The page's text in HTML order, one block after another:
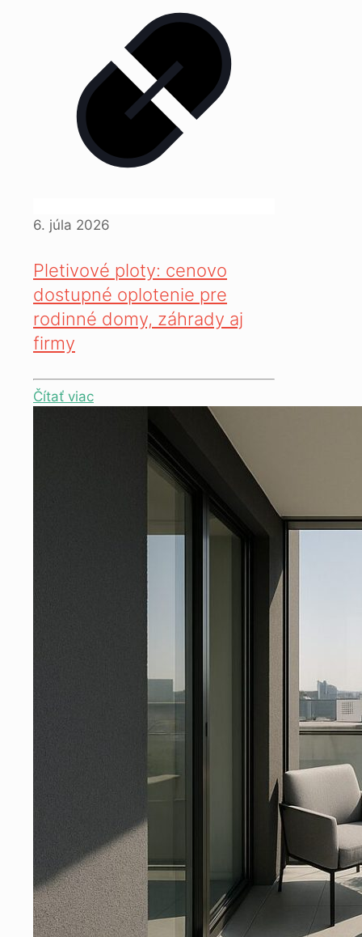
6. júla 2026
Pletivové ploty: cenovo
dostupné oplotenie pre
rodinné domy, záhrady aj
firmy
Čítať viac